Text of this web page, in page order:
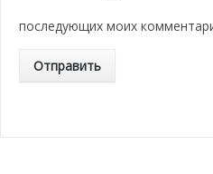
последующих моих